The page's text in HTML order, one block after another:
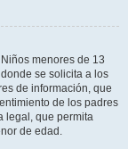
menores de 13
se solicita a los
de información, que
de los padres
legal, que permita
de edad.